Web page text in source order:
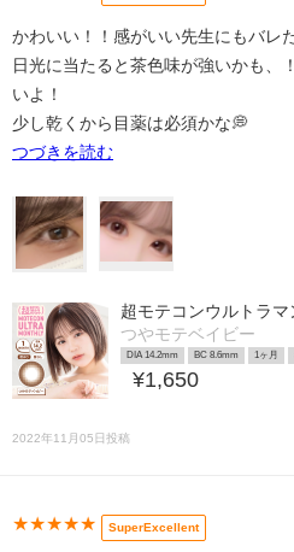
かわいい！！感がいい先生にもバレ
日光に当たると茶色味が強いかも、
いよ！
少し乾くから目薬は必須かな💭
つづきを読む
超モテコンウルトラマ
つやモテベイビー
DIA 14.2mm BC 8.6mm 1ヶ月
¥1,650
2022年11月05日投稿
★★★★★ SuperExcellent